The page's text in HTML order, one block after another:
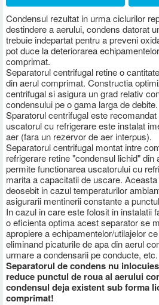
Condensul rezultat in urma ciclurilor
destindere a aerului, condens datorat
trebuie indepartat pentru a preveni
pot duce la deteriorarea
comprimat.
Separatorul centrifugal retine o
din aerul comprimat. Constructia
centrifugal si asigura un grad relativ
condensului pe o gama larga de debite.
Sparatorul centrifugal este
uscatorul cu refrigerare este instalat
aer (fara un rezervor de aer interpus).
Separatorul centrifugal montat intre
refrigerare retine "condensul lichid"
permite functionarea uscatorului cu
marita a capacitatii de uscare.
deosebit in cazul temperaturilor
asigurarii mentinerii constante a
In cazul in care este folosit in instalatii
o eficienta optima acest separator se
apropiere a echipamentelor/utilajelor
eliminandpicaturile de apa din aerul
urmare a condensarii pe conducte, etc.
Separatorul de condens nu
reduce punctul de roua al aerului
condensul deja existent sub forma
comprimat!